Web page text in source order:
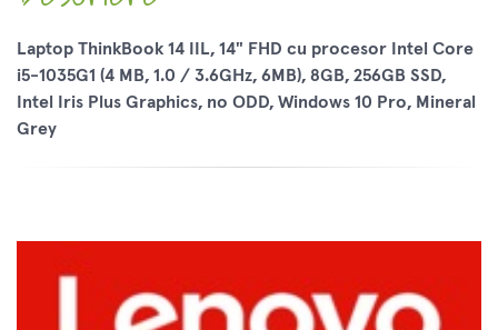
Laptop ThinkBook 14 IIL, 14" FHD cu procesor Intel Core
i5-1035G1 (4 MB, 1.0 / 3.6GHz, 6MB), 8GB, 256GB SSD,
Intel Iris Plus Graphics, no ODD, Windows 10 Pro, Mineral
Grey